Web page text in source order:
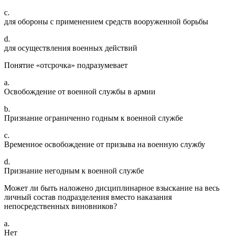
c.
для обороны с применением средств вооруженной борьбы
d.
для осуществления военных действий
Понятие «отсрочка» подразумевает
a.
Освобождение от военной службы в армии
b.
Признание ограниченно годным к военной службе
c.
Временное освобождение от призыва на военную службу
d.
Признание негодным к военной службе
Может ли быть наложено дисциплинарное взыскание на весь
личный состав подразделения вместо наказания
непосредственных виновников?
a.
Нет